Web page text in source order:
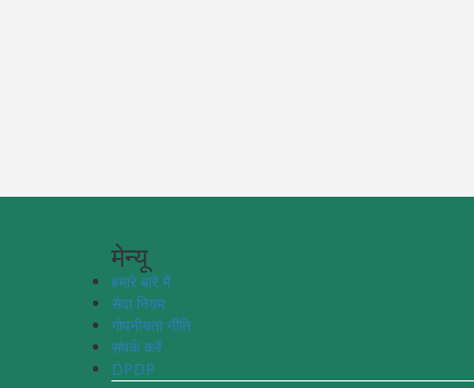
मेन्यू
हमारे बारे में
सेवा नियम
गोपनीयता नीति
संपर्क करें
DPDP